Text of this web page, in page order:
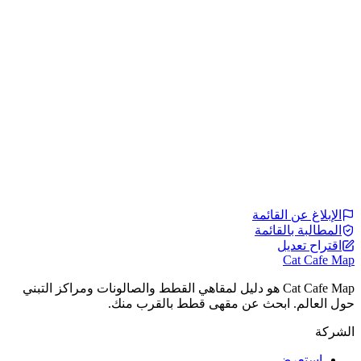
الإبلاغ عن القائمة
المطالبة بالقائمة
اقتراح تعديل
Cat Cafe Map
Cat Cafe Map هو دليل لمقاهي القطط والصالونات ومراكز التبني
حول العالم. ابحث عن مقهى قطط بالقرب منك.
الشركة